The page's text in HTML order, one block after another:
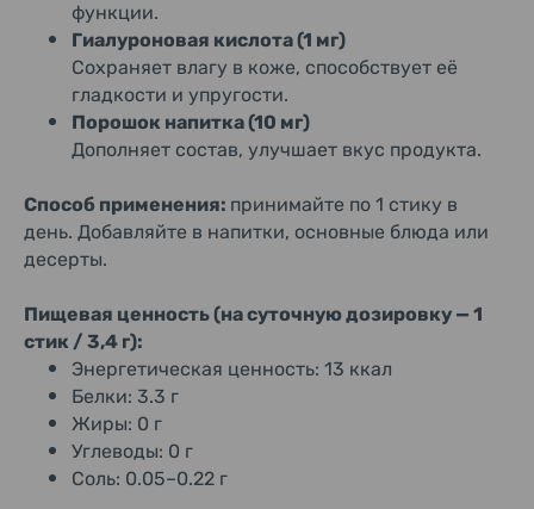
функции.
Гиалуроновая кислота (1 мг)
Сохраняет влагу в коже, способствует её
гладкости и упругости.
Порошок напитка (10 мг)
Дополняет состав, улучшает вкус продукта.
Способ применения: принимайте по 1 стику в
день. Добавляйте в напитки, основные блюда или
десерты.
Пищевая ценность (на суточную дозировку — 1
стик / 3,4 г):
Энергетическая ценность: 13 ккал
Белки: 3.3 г
Жиры: 0 г
Углеводы: 0 г
Соль: 0.05–0.22 г